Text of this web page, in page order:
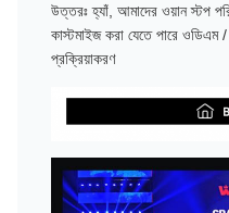
উত্তরঃ হ্যাঁ, আমাদের ওয়ান স্টপ
কাস্টমাইজ করা যেতে পারে ওডিএম
প্রক্রিয়াকরণ